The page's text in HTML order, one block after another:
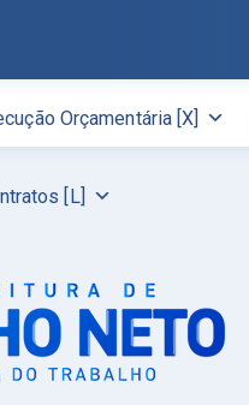
Orçamentária [X]
[L]